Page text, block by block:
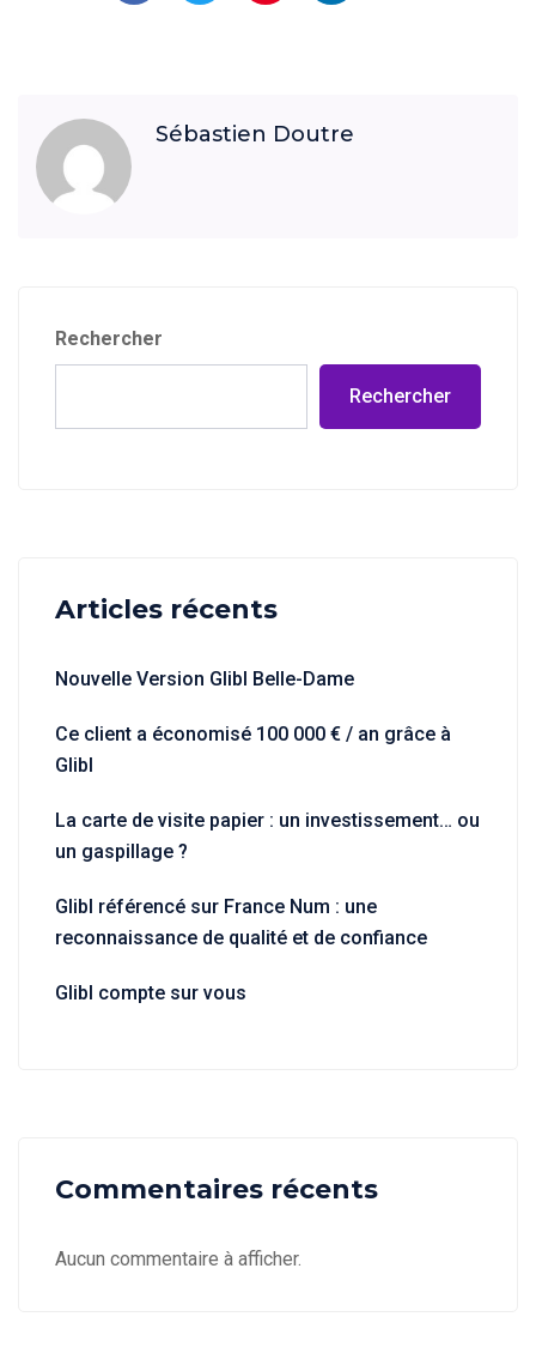
Sébastien Doutre
Rechercher
Rechercher
Articles récents
Nouvelle Version Glibl Belle-Dame
Ce client a économisé 100 000 € / an grâce à
Glibl
La carte de visite papier : un investissement… ou
un gaspillage ?
Glibl référencé sur France Num : une
reconnaissance de qualité et de confiance
Glibl compte sur vous
Commentaires récents
Aucun commentaire à afficher.